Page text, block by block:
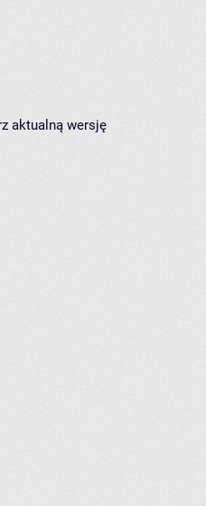
aktualną wersję